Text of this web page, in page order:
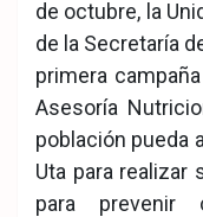
de octubre, la
de la Secretaría
primera
Asesoría
población pueda
Uta para
para